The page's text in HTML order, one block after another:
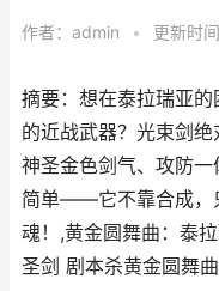
作者： admin • 更新时
摘要：想在泰拉瑞亚
的近战武器？光束剑
神圣金色剑气、攻防
简单——它不靠合成，
魂！,黄金圆舞曲：泰
圣剑 剧本杀黄金圆舞